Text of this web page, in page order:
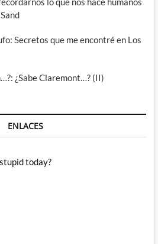
Secretos que me encontré en Los
¿Sabe Claremont…? (II)
ENLACES
today?